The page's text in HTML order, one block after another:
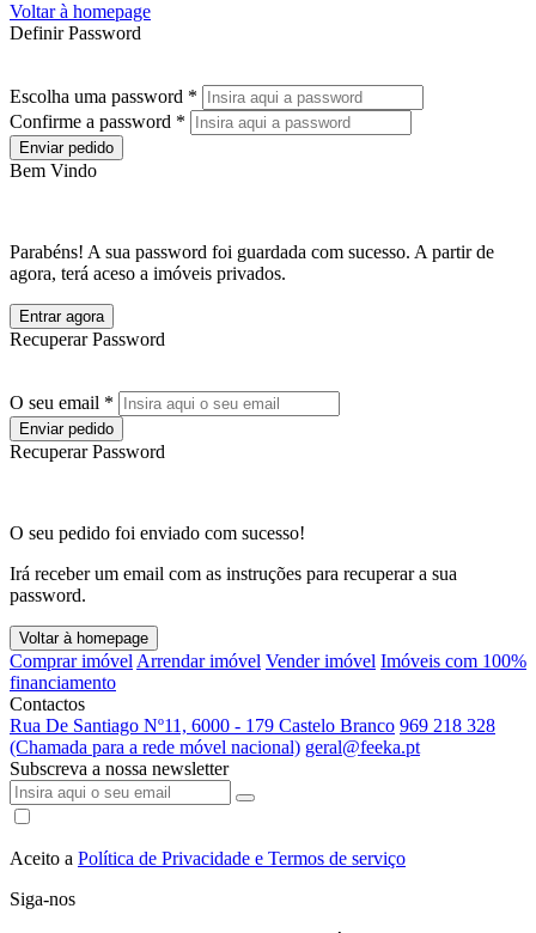
Voltar à homepage
Definir Password
Escolha uma password *
Confirme a password *
Enviar pedido
Bem Vindo
Parabéns! A sua password foi guardada com sucesso. A partir de
agora, terá aceso a imóveis privados.
Entrar agora
Recuperar Password
O seu email *
Enviar pedido
Recuperar Password
O seu pedido foi enviado com sucesso!
Irá receber um email com as instruções para recuperar a sua
password.
Voltar à homepage
Comprar imóvel Arrendar imóvel Vender imóvel Imóveis com 100%
financiamento
Contactos
Rua De Santiago Nº11, 6000 - 179 Castelo Branco 969 218 328
(Chamada para a rede móvel nacional) geral@feeka.pt
Subscreva a nossa newsletter
Aceito a Política de Privacidade e Termos de serviço
Siga-nos